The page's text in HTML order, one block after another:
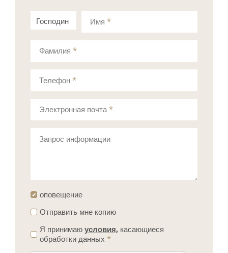
Господин Госпожа
Имя *
Телефон *
Запрос информации
Фамилия *
Электронная почта*
оповещение
Отправить мне копию
Я принимаю условия, касающиеся
обработки данных *